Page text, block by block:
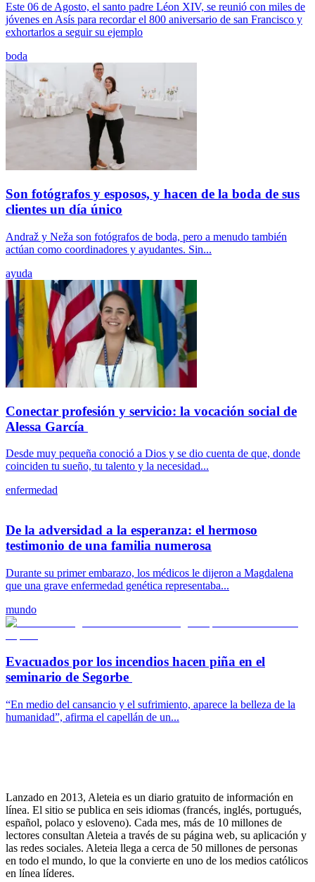
Este 06 de Agosto, el santo padre Léon XIV, se reunió con miles de
jóvenes en Asís para recordar el 800 aniversario de san Francisco y
exhortarlos a seguir su ejemplo
boda
Son fotógrafos y esposos, y hacen de la boda de sus
clientes un día único
Andraž y Neža son fotógrafos de boda, pero a menudo también
actúan como coordinadores y ayudantes. Sin...
ayuda
Conectar profesión y servicio: la vocación social de
Alessa García
Desde muy pequeña conoció a Dios y se dio cuenta de que, donde
coinciden tu sueño, tu talento y la necesidad...
enfermedad
De la adversidad a la esperanza: el hermoso
testimonio de una familia numerosa
Durante su primer embarazo, los médicos le dijeron a Magdalena
que una grave enfermedad genética representaba...
mundo
Evacuados por los incendios hacen piña en el
seminario de Segorbe
“En medio del cansancio y el sufrimiento, aparece la belleza de la
humanidad”, afirma el capellán de un...
Lanzado en 2013, Aleteia es un diario gratuito de información en
línea. El sitio se publica en seis idiomas (francés, inglés, portugués,
español, polaco y esloveno). Cada mes, más de 10 millones de
lectores consultan Aleteia a través de su página web, su aplicación y
las redes sociales. Aleteia llega a cerca de 50 millones de personas
en todo el mundo, lo que la convierte en uno de los medios católicos
en línea líderes.